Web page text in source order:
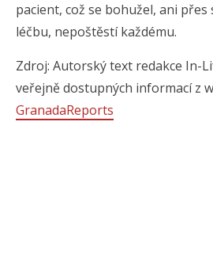
pacient, což se bohužel, ani přes
léčbu, nepoštěstí každému.
Zdroj: Autorský text redakce In-
veřejně dostupných informací z
GranadaReports